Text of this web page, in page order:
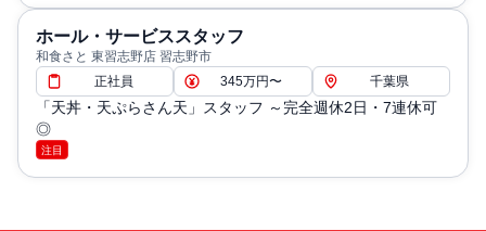
ホール・サービススタッフ
和食さと 東習志野店 習志野市
正社員
345万円〜 千葉県
「天丼・天ぷらさん天」スタッフ ～完全週休2日・7連休可
◎
注目